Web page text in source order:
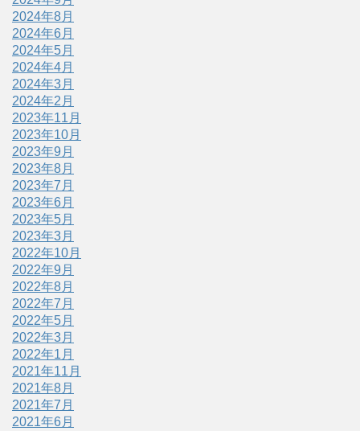
2024年8月
2024年6月
2024年5月
2024年4月
2024年3月
2024年2月
2023年11月
2023年10月
2023年9月
2023年8月
2023年7月
2023年6月
2023年5月
2023年3月
2022年10月
2022年9月
2022年8月
2022年7月
2022年5月
2022年3月
2022年1月
2021年11月
2021年8月
2021年7月
2021年6月